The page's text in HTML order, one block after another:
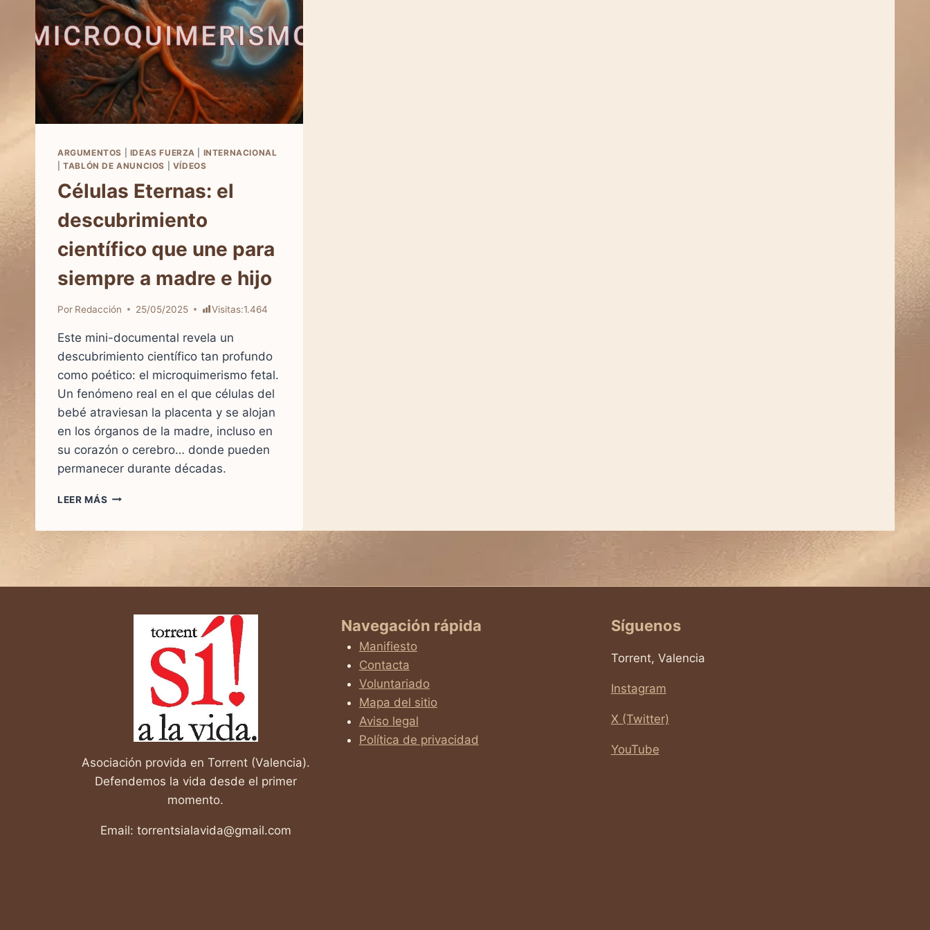
ARGUMENTOS IDEAS FUERZA
INTERNACIONAL
|TABLÓN DE ANUNCIOS VÍDEOS
Células Eternas: el
descubrimiento
científico que une para
siempre a madre e hijo
Por Redacción 25/05/2025 Visitas:1.464
Este mini-documental revela un
descubrimiento científico tan profundo
como poético: el microquimerismo fetal.
Un fenómeno real en el que células del
bebé atraviesan la placenta y se alojan
en los órganos de la madre, incluso en
su corazón o cerebro… donde pueden
permanecer durante décadas.
LEER MÁS CÉLULAS
SIEMPRE
Asociación provida en Torrent (Valencia).
Defendemos la vida desde el primer
momento.
Email: torrentsialavida@gmail.com
Navegación rápida
Manifiesto
Contacta
Voluntariado
Mapa del sitio
Aviso legal
Política de privacidad
Síguenos
Torrent, Valencia
Instagram
X (Twitter)
YouTube